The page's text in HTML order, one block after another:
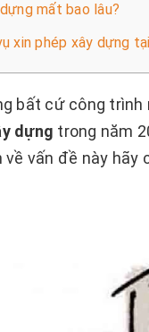
mất bao lâu?
xin phép xây dựng
bất cứ công trình
dựng trong năm
vấn đề này